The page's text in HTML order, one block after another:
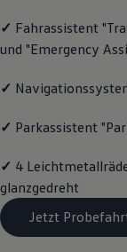
Magazin
✓ Fahrassistent
und "Emergency
✓
✓ Parkassistent
✓ 4
glanzgedreht
Jetzt